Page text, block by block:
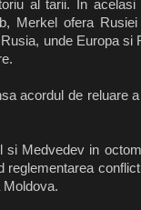
al tarii. In
Merkel ofera
unde Europa
acordul de reluare
Medvedev in
Moldova.